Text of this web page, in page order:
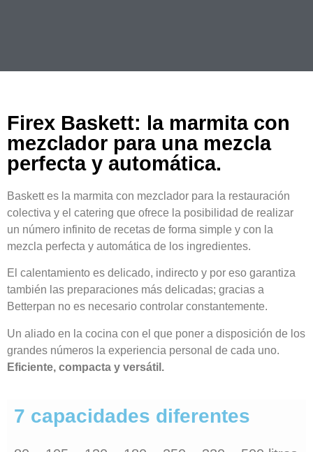
Firex Baskett: la marmita con
mezclador para una mezcla
perfecta y automática.
Baskett es la marmita con mezclador para la restauración
colectiva y el catering que ofrece la posibilidad de realizar
un número infinito de recetas de forma simple y con la
mezcla perfecta y automática de los ingredientes.
El calentamiento es delicado, indirecto y por eso garantiza
también las preparaciones más delicadas; gracias a
Betterpan no es necesario controlar constantemente.
Un aliado en la cocina con el que poner a disposición de los
grandes números la experiencia personal de cada uno.
Eficiente, compacta y versátil.
7 capacidades diferentes